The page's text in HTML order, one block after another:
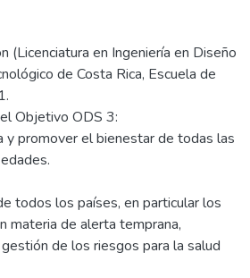
(Licenciatura en Ingeniería en Diseño
de Costa Rica, Escuela de
Objetivo ODS 3:
y promover el bienestar de todas las
todos los países, en particular los
materia de alerta temprana,
de los riesgos para la salud